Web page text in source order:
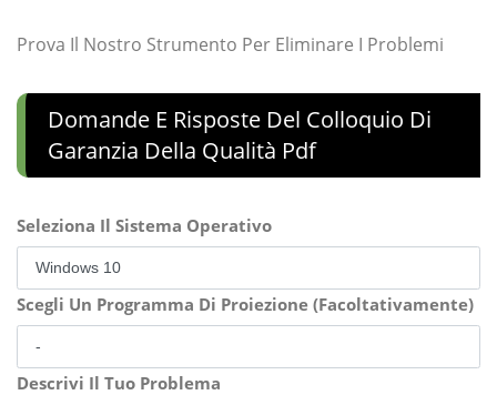
Prova Il Nostro Strumento Per Eliminare I Problemi
Domande E Risposte Del Colloquio Di
Garanzia Della Qualità Pdf
Seleziona Il Sistema Operativo
Scegli Un Programma Di Proiezione (Facoltativamente)
Descrivi Il Tuo Problema